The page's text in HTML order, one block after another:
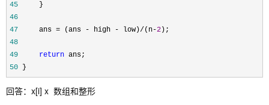
45
46
47
     ans = (ans - high - low)/(n-
2
48
49
return
50 }
回答：x[i] x 数组和整形